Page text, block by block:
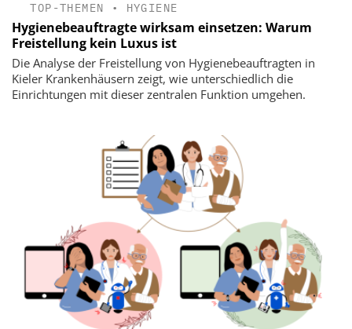
TOP-THEMEN • HYGIENE
Hygienebeauftragte wirksam einsetzen: Warum
Freistellung kein Luxus ist
Die Analyse der Freistellung von Hygienebeauftragten in
Kieler Krankenhäusern zeigt, wie unterschiedlich die
Einrichtungen mit dieser zentralen Funktion umgehen.